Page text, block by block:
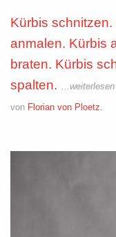
Kürbis
anmalen. Kürbis
braten. Kürbis
spalten. ...weiterlesen
von Florian von Ploetz.